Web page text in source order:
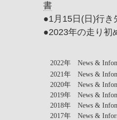
書
●1月15日(日)行き
●2023年の走り初
2022年 News &
2021年 News &
2020年 News &
2019年 News &
2018年 News &
2017年 News &